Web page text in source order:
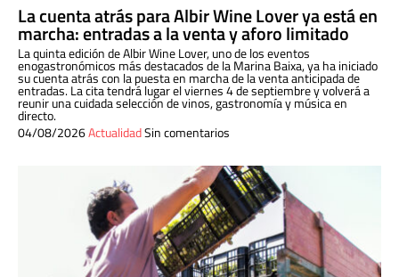
La cuenta atrás para Albir Wine Lover ya está en
marcha: entradas a la venta y aforo limitado
La quinta edición de Albir Wine Lover, uno de los eventos
enogastronómicos más destacados de la Marina Baixa, ya ha iniciado
su cuenta atrás con la puesta en marcha de la venta anticipada de
entradas. La cita tendrá lugar el viernes 4 de septiembre y volverá a
reunir una cuidada selección de vinos, gastronomía y música en
directo.
04/08/2026ActualidadSin comentarios